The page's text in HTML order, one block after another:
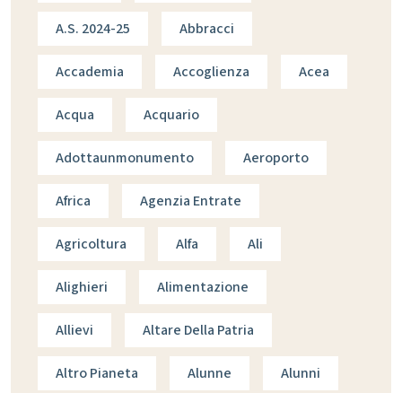
A.s. 2024-25 Abbracci
Accademia Accoglienza Acea
Acqua Acquario
Adottaunmonumento Aeroporto
Africa Agenzia Entrate
Agricoltura Alfa Ali
Alighieri Alimentazione
Allievi Altare Della Patria
Altro Pianeta Alunne Alunni